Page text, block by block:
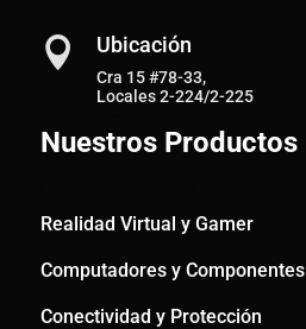
 Ubicación
Cra 15 #78-33,
Locales 2-224/2-225
Nuestros Productos
Realidad Virtual y Gamer
Computadores y Componentes
Conectividad y Protección